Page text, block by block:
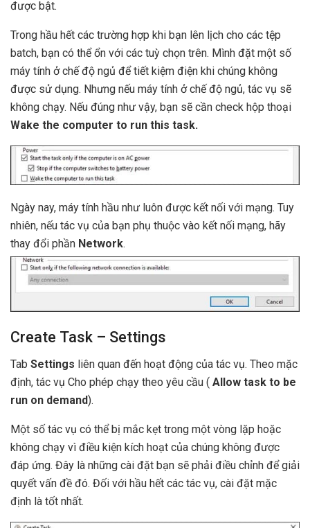
được bật.
Trong hầu hết các trường hợp khi bạn lên lịch cho các tệp
batch, bạn có thể ổn với các tuỳ chọn trên. Mình đặt một số
máy tính ở chế độ ngủ để tiết kiệm điện khi chúng không
được sử dụng. Nhưng nếu máy tính ở chế độ ngủ, tác vụ sẽ
không chạy. Nếu đúng như vậy, bạn sẽ cần check hộp thoại
Wake the computer to run this task.
Ngày nay, máy tính hầu như luôn được kết nối với mạng. Tuy
nhiên, nếu tác vụ của bạn phụ thuộc vào kết nối mạng, hãy
thay đổi phần Network.
Create Task – Settings
Tab Settings liên quan đến hoạt động của tác vụ. Theo mặc
định, tác vụ Cho phép chạy theo yêu cầu ( Allow task to be
run on demand).
Một số tác vụ có thể bị mắc kẹt trong một vòng lặp hoặc
không chạy vì điều kiện kích hoạt của chúng không được
đáp ứng. Đây là những cài đặt bạn sẽ phải điều chỉnh để giải
quyết vấn đề đó. Đối với hầu hết các tác vụ, cài đặt mặc
định là tốt nhất.